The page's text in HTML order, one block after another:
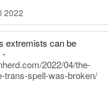
2022
extremists can be
-
2022/04/the-
trans-spell-was-broken/